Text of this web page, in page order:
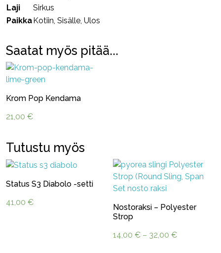
Laji
Sirkus
PaikkaKotiin, Sisälle, Ulos
Saatat myös pitää...
Krom Pop Kendama
21,00 €
Tutustu myös
Status S3 Diabolo -setti
41,00 €
Nostoraksi – Polyester
Strop
14,00 € – 32,00 €Hintaluokka: